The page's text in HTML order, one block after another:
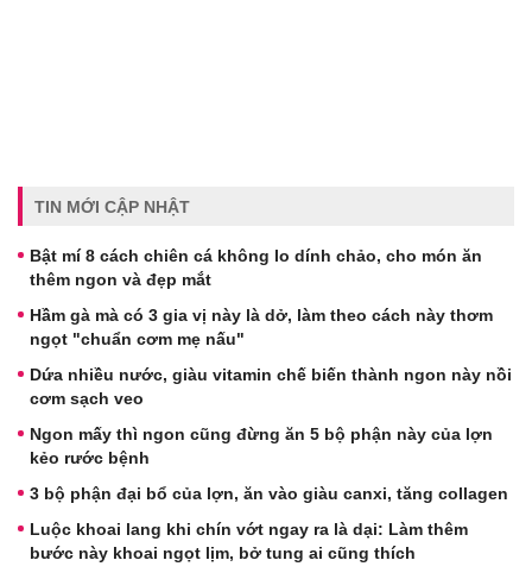
TIN MỚI CẬP NHẬT
Bật mí 8 cách chiên cá không lo dính chảo, cho món ăn
thêm ngon và đẹp mắt
Hầm gà mà có 3 gia vị này là dở, làm theo cách này thơm
ngọt "chuẩn cơm mẹ nấu"
Dứa nhiều nước, giàu vitamin chế biến thành ngon này nồi
cơm sạch veo
Ngon mấy thì ngon cũng đừng ăn 5 bộ phận này của lợn
kẻo rước bệnh
3 bộ phận đại bổ của lợn, ăn vào giàu canxi, tăng collagen
Luộc khoai lang khi chín vớt ngay ra là dại: Làm thêm
bước này khoai ngọt lịm, bở tung ai cũng thích